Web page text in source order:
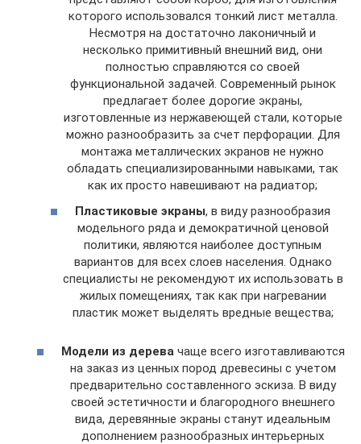
которого использовался тонкий лист металла.
Несмотря на достаточно лаконичный и
несколько примитивный внешний вид, они
полностью справляются со своей
функциональной задачей. Современный рынок
предлагает более дорогие экраны,
изготовленные из нержавеющей стали, которые
можно разнообразить за счет перфорации. Для
монтажа металлических экранов не нужно
обладать специализированными навыками, так
как их просто навешивают на радиатор;
Пластиковые экраны, в виду разнообразия
модельного ряда и демократичной ценовой
политики, являются наиболее доступным
вариантов для всех слоев населения. Однако
специалисты не рекомендуют их использовать в
жилых помещениях, так как при нагревании
пластик может выделять вредные вещества;
Модели из деревачаще всего изготавливаются
на заказ из ценных пород древесины с учетом
предварительно составленного эскиза. В виду
своей эстетичности и благородного внешнего
вида, деревянные экраны станут идеальным
дополнением разнообразных интерьерных